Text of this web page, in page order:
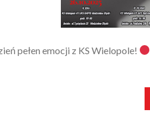
pełen emocji z KS Wielopole!